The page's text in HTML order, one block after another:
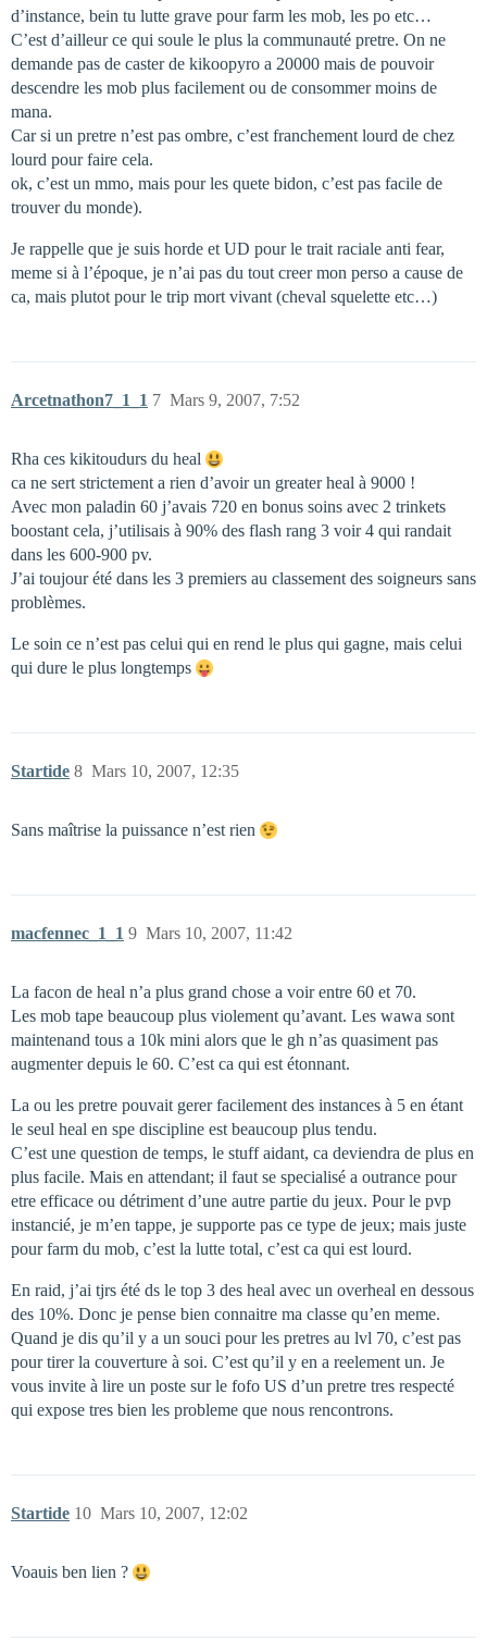
d’instance, bein tu lutte grave pour farm les mob, les po etc…
C’est d’ailleur ce qui soule le plus la communauté pretre. On ne
demande pas de caster de kikoopyro a 20000 mais de pouvoir
descendre les mob plus facilement ou de consommer moins de
mana.
Car si un pretre n’est pas ombre, c’est franchement lourd de chez
lourd pour faire cela.
ok, c’est un mmo, mais pour les quete bidon, c’est pas facile de
trouver du monde).
Je rappelle que je suis horde et UD pour le trait raciale anti fear,
meme si à l’époque, je n’ai pas du tout creer mon perso a cause de
ca, mais plutot pour le trip mort vivant (cheval squelette etc…)
Arcetnathon7_1_1 Mars 9, 2007, 7:52
7
Rha ces kikitoudurs du heal
ca ne sert strictement a rien d’avoir un greater heal à 9000 !
Avec mon paladin 60 j’avais 720 en bonus soins avec 2 trinkets
boostant cela, j’utilisais à 90% des flash rang 3 voir 4 qui randait
dans les 600-900 pv.
J’ai toujour été dans les 3 premiers au classement des soigneurs sans
problèmes.
Le soin ce n’est pas celui qui en rend le plus qui gagne, mais celui
qui dure le plus longtemps
Startide Mars 10, 2007, 12:35
8
Sans maîtrise la puissance n’est rien
macfennec_1_1 Mars 10, 2007, 11:42
9
La facon de heal n’a plus grand chose a voir entre 60 et 70.
Les mob tape beaucoup plus violement qu’avant. Les wawa sont
maintenand tous a 10k mini alors que le gh n’as quasiment pas
augmenter depuis le 60. C’est ca qui est étonnant.
La ou les pretre pouvait gerer facilement des instances à 5 en étant
le seul heal en spe discipline est beaucoup plus tendu.
C’est une question de temps, le stuff aidant, ca deviendra de plus en
plus facile. Mais en attendant; il faut se specialisé a outrance pour
etre efficace ou détriment d’une autre partie du jeux. Pour le pvp
instancié, je m’en tappe, je supporte pas ce type de jeux; mais juste
pour farm du mob, c’est la lutte total, c’est ca qui est lourd.
En raid, j’ai tjrs été ds le top 3 des heal avec un overheal en dessous
des 10%. Donc je pense bien connaitre ma classe qu’en meme.
Quand je dis qu’il y a un souci pour les pretres au lvl 70, c’est pas
pour tirer la couverture à soi. C’est qu’il y en a reelement un. Je
vous invite à lire un poste sur le fofo US d’un pretre tres respecté
qui expose tres bien les probleme que nous rencontrons.
Startide Mars 10, 2007, 12:02
10
Voauis ben lien ?